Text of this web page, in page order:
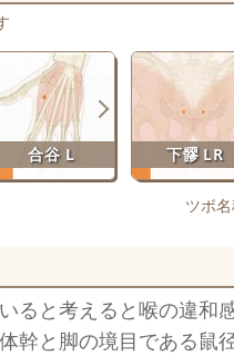
合谷 L 下髎 LR
ツボ
ると考えると喉の違和
幹と脚の境目である鼠